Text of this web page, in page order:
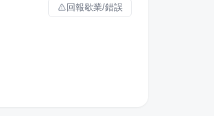
回報歇業/錯誤